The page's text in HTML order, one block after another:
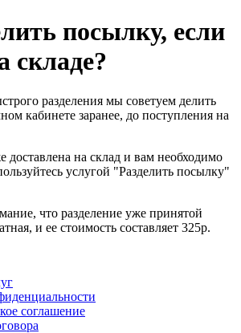
посылку, если
складе?
разделения мы советуем делить
кабинете заранее, до поступления на
на склад и вам необходимо
услугой "Разделить посылку"
что разделение уже принятой
и ее стоимость составляет 325p.
соглашение